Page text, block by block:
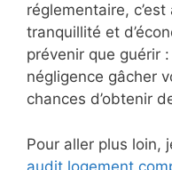
réglementaire,
tranquillité et
prévenir que guérir
négligence gâcher
chances d’obtenir
Pour aller plus loin,
audit logement